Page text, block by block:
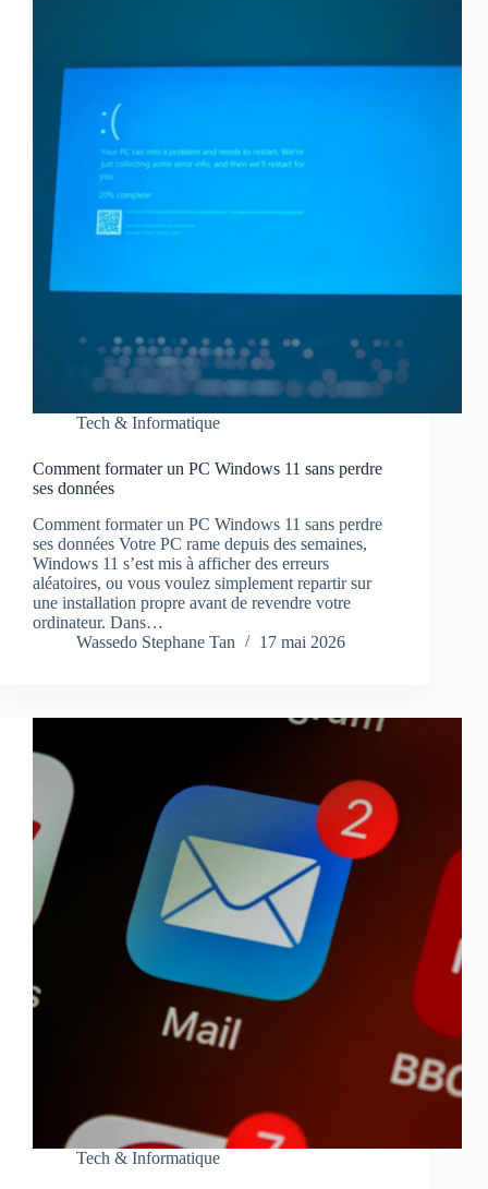
Tech & Informatique
Comment formater un PC Windows 11 sans perdre
ses données
Comment formater un PC Windows 11 sans perdre
ses données Votre PC rame depuis des semaines,
Windows 11 s’est mis à afficher des erreurs
aléatoires, ou vous voulez simplement repartir sur
une installation propre avant de revendre votre
ordinateur. Dans…
Wassedo Stephane Tan
17 mai 2026
Tech & Informatique